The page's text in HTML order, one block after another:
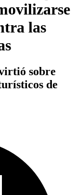
las
sobre
de